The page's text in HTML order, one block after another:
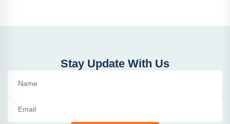
Stay Update With Us